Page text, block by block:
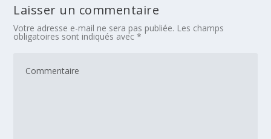
Laisser un commentaire
Votre adresse e-mail ne sera pas publiée. Les champs
obligatoires sont indiqués avec*